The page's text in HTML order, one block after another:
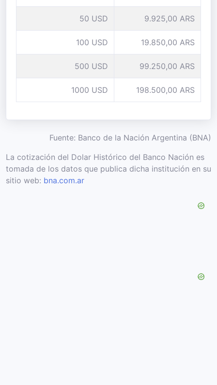
50 USD 9.925,00 ARS
100 USD 19.850,00 ARS
500 USD 99.250,00 ARS
1000 USD 198.500,00 ARS
Fuente: Banco de la Nación Argentina (BNA)
La cotización del Dolar Histórico del Banco Nación es
tomada de los datos que publica dicha institución en su
sitio web: bna.com.ar